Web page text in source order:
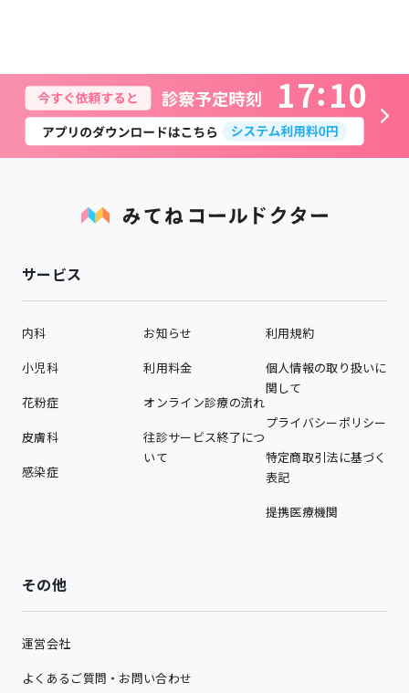
17 10
サービス
内科
小児科
花粉症
皮膚科
感染症
お知らせ
利用料金
オンライン診療の流れ
往診サービス終了につ
いて
利用規約
個人情報の取り扱いに
関して
プライバシーポリシー
特定商取引法に基づく
表記
提携医療機関
その他
運営会社
よくあるご質問・お問い合わせ